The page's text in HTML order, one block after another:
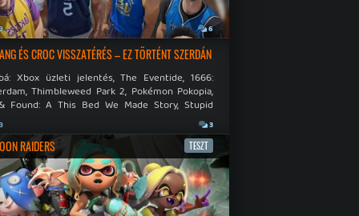
6
ÉS CROC VISSZATÉRÉS – EZ TÖRTÉNT SZERDÁN
Xbox üzleti jelentés, The Eventide, 1666:
Thimbleweed Park 2, Pokémon Pokopia,
Found: A This Bed We Made Story, Stupid
3
RAIDERS TESZT